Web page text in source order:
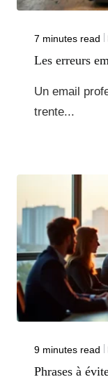
7 minutes read
Les erreurs
Un email
trente...
9 minutes read
Phrases à